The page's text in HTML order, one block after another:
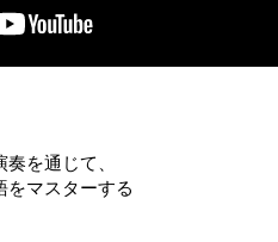
を通じて、
をマスターする